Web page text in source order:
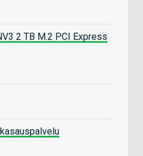
2 TB M.2 PCI Express